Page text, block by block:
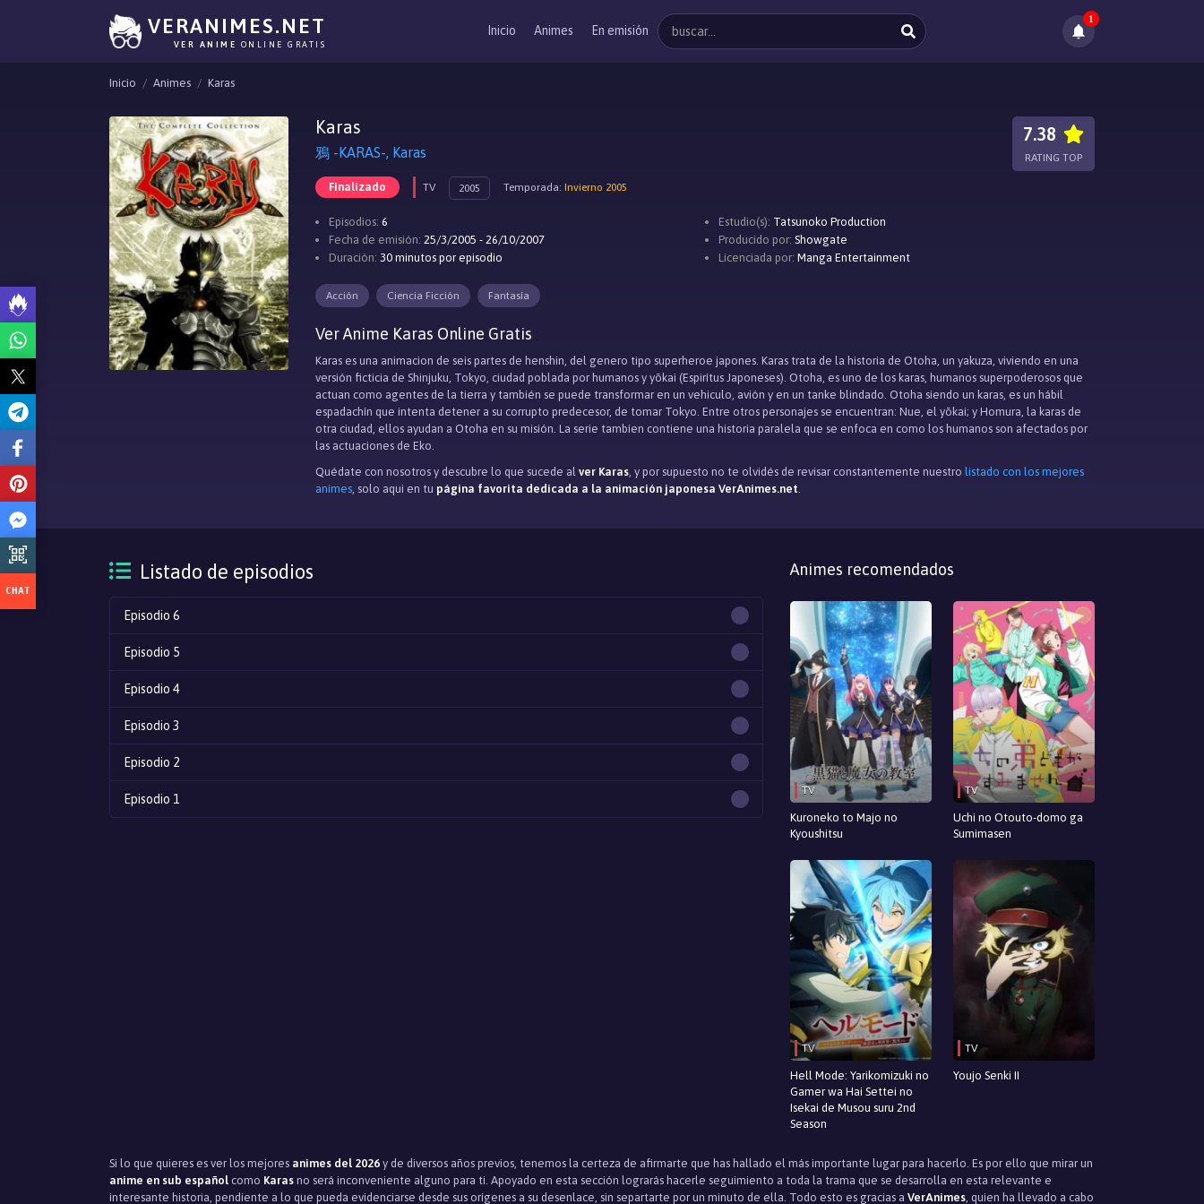
VERANIMES.NET
VER ANIME ONLINE GRATIS
Inicio Animes En emisión
1
Inicio Animes Karas
Karas
鴉 -KARAS-, Karas
Finalizado TV 2005 Temporada: Invierno 2005
7.38
RATING TOP
Episodios: 6
Fecha de emisión: 25/3/2005 - 26/10/2007
Duración: 30 minutos por episodio
Estudio(s): Tatsunoko Production
Producido por: Showgate
Licenciada por: Manga Entertainment
Acción Ciencia Ficción Fantasía
Ver Anime Karas Online Gratis
Karas es una animacion de seis partes de henshin, del genero tipo superheroe japones. Karas trata de la historia de Otoha, un yakuza, viviendo en una
versión ficticia de Shinjuku, Tokyo, ciudad poblada por humanos y yōkai (Espirítus Japoneses). Otoha, es uno de los karas, humanos superpoderosos que
actuan como agentes de la tierra y también se puede transformar en un vehiculo, avión y en un tanke blindado. Otoha siendo un karas, es un hábil
espadachín que intenta detener a su corrupto predecesor, de tomar Tokyo. Entre otros personajes se encuentran: Nue, el yōkai; y Homura, la karas de
otra ciudad, ellos ayudan a Otoha en su misión. La serie tambíen contiene una historia paralela que se enfoca en como los humanos son afectados por
las actuaciones de Eko.
Quédate con nosotros y descubre lo que sucede al ver Karas, y por supuesto no te olvidés de revisar constantemente nuestro listado con los mejores
animes, solo aqui en tu página favorita dedicada a la animación japonesa VerAnimes.net.
Listado de episodios
Episodio 6
Episodio 5
Episodio 4
Episodio 3
Episodio 2
Episodio 1
Animes recomendados
TV
Kuroneko to Majo no
Kyoushitsu
TV
Uchi no Otouto-domo ga
Sumimasen
TV
Hell Mode: Yarikomizuki no
Gamer wa Hai Settei no
Isekai de Musou suru 2nd
Season
TV
Youjo Senki II
Si lo que quieres es ver los mejores animes del 2026 y de diversos años previos, tenemos la certeza de afirmarte que has hallado el más importante lugar para hacerlo. Es por ello que mirar un
anime en sub español como Karas no será inconveniente alguno para ti. Apoyado en esta sección lograrás hacerle seguimiento a toda la trama que se desarrolla en esta relevante e
interesante historia, pendiente a lo que pueda evidenciarse desde sus orígenes a su desenlace, sin separtarte por un minuto de ella. Todo esto es gracias a VerAnimes, quien ha llevado a cabo